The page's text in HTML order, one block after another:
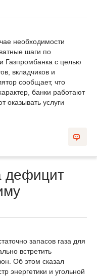
необходимости
шаги по
Газпромбанка с целью
вкладчиков и
сообщает, что
банки работают
услуги
дефицит
запасов газа для
встретить
Об этом сказал
энергетики и угольной